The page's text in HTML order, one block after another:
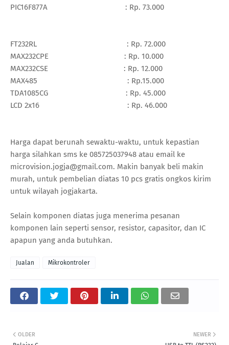
PIC16F877A : Rp. 73.000
FT232RL : Rp. 72.000
MAX232CPE : Rp. 10.000
MAX232CSE : Rp. 12.000
MAX485 : Rp.15.000
TDA1085CG : Rp. 45.000
LCD 2x16 : Rp. 46.000
Harga dapat berunah sewaktu-waktu, untuk kepastian
harga silahkan sms ke 085725037948 atau email ke
microvision.jogja@gmail.com. Makin banyak beli makin
murah, untuk pembelian diatas 10 pcs gratis ongkos kirim
untuk wilayah jogjakarta.
Selain komponen diatas juga menerima pesanan
komponen lain seperti sensor, resistor, capasitor, dan IC
apapun yang anda butuhkan.
Jualan Mikrokontroler
NEWER
OLDER